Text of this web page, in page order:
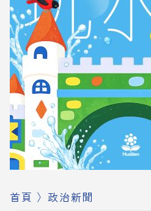
首頁 〉 政治新聞